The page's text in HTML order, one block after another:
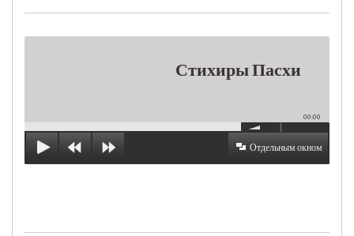
Стихиры Пасхи
00:00
Отдельным окном